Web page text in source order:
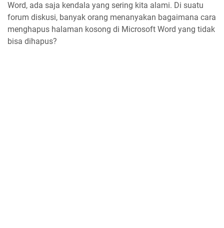
Word, ada saja kendala yang sering kita alami. Di suatu
forum diskusi, banyak orang menanyakan bagaimana cara
menghapus halaman kosong di Microsoft Word yang tidak
bisa dihapus?